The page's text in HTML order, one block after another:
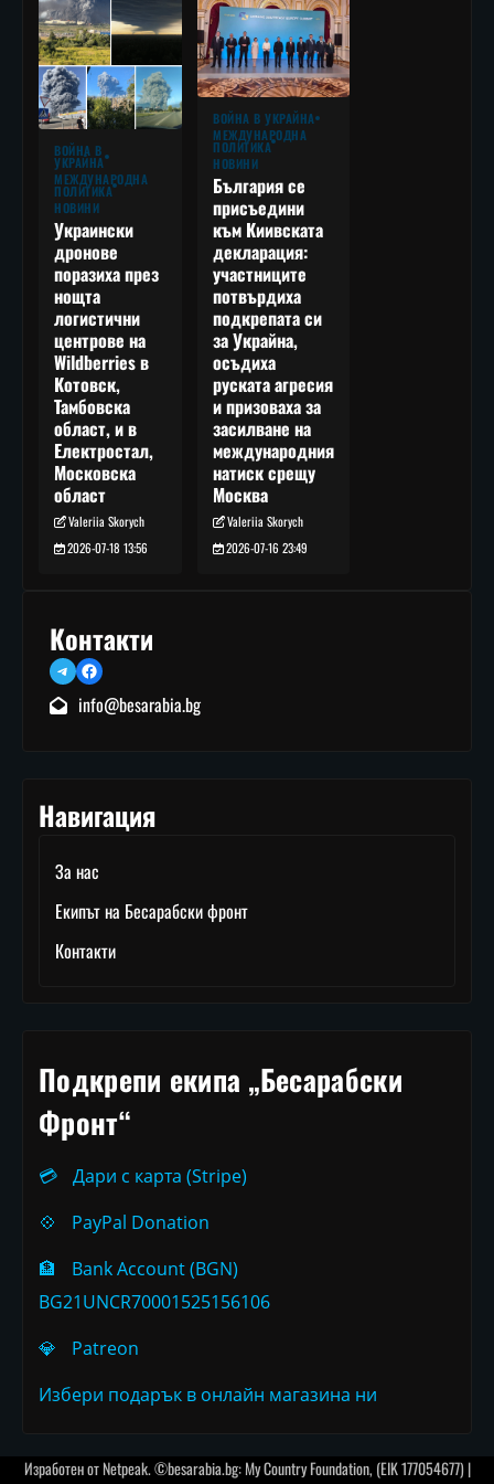
ВОЙНА В
УКРАЙНА
МЕЖДУНАРОДНА
ПОЛИТИКА
НОВИНИ
Украински
дронове
поразиха през
нощта
логистични
центрове на
Wildberries в
Котовск,
Тамбовска
област, и в
Електростал,
Московска
област
Valeriia Skorych
2026-07-18 13:56
ВОЙНА В УКРАЙНА
МЕЖДУНАРОДНА
ПОЛИТИКА
НОВИНИ
България се
присъедини
към Киивската
декларация:
участниците
потвърдиха
подкрепата си
за Украйна,
осъдиха
руската агресия
и призоваха за
засилване на
международния
натиск срещу
Москва
Valeriia Skorych
2026-07-16 23:49
Контакти
TelegramFacebook
info@besarabia.bg
Навигация
За нас
Екипът на Бесарабски фронт
Контакти
Подкрепи екипа „Бесарабски
Фронт“
💳
Дари с карта (Stripe)
💠
PayPal Donation
🏦
Bank Account (BGN)
BG21UNCR70001525156106
💎
Patreon
Избери подарък в онлайн магазина ни
Изработен отNetpeak. ©besarabia.bg: My Country Foundation, (EIK 177054677) |